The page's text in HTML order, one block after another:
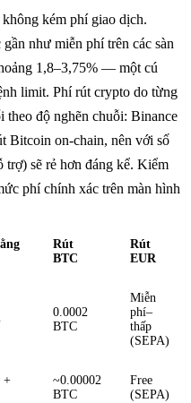
kém phí giao dịch.
như miễn phí trên các sàn
1,8–3,75% — một cú
limit. Phí rút crypto do từng
theo độ nghẽn chuỗi: Binance
Bitcoin on-chain, nên với số
trợ) sẽ rẻ hơn đáng kể. Kiểm
phí chính xác trên màn hình
Rút
BTC
Rút
EUR
0.0002
BTC
Miễn
phí–
thấp
(SEPA)
+
~0.00002
BTC
Free
(SEPA)